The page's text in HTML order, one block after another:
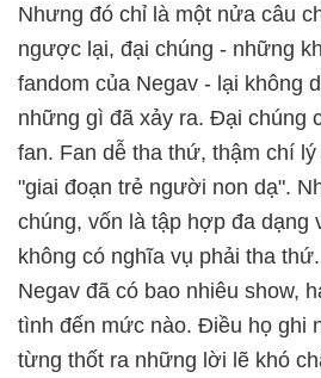
Nhưng đó chỉ là một nửa câu
ngược lại, đại chúng - những
fandom của Negav - lại không
những gì đã xảy ra. Đại chúng
fan. Fan dễ tha thứ, thậm chí
"giai đoạn trẻ người non dạ".
chúng, vốn là tập hợp đa dạng
không có nghĩa vụ phải tha
Negav đã có bao nhiêu show,
tình đến mức nào. Điều họ ghi
từng thốt ra những lời lẽ khó